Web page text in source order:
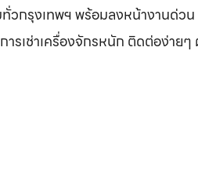
วกรุงเทพฯ พร้อมลงหน้างานด่ว
รเช่าเครื่องจักรหนัก ติดต่อง่าย